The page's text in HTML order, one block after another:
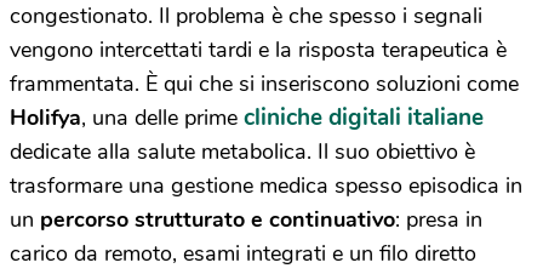
congestionato. Il problema è che spesso i segnali
vengono intercettati tardi e la risposta terapeutica è
frammentata. È qui che si inseriscono soluzioni come
Holifya, una delle prime cliniche digitali italiane
dedicate alla salute metabolica. Il suo obiettivo è
trasformare una gestione medica spesso episodica in
un percorso strutturato e continuativo: presa in
carico da remoto, esami integrati e un filo diretto